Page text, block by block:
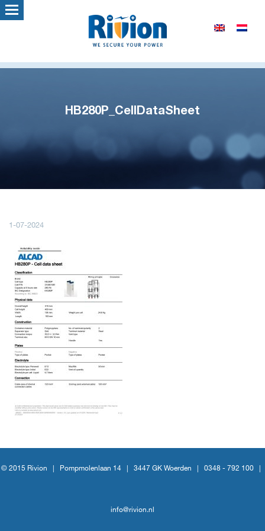
HB280P_CellDataSheet
1-07-2024
© 2015 Rivion | Pompmolenlaan 14 3447 GK Woerden 0348 - 792 100
info@rivion.nl